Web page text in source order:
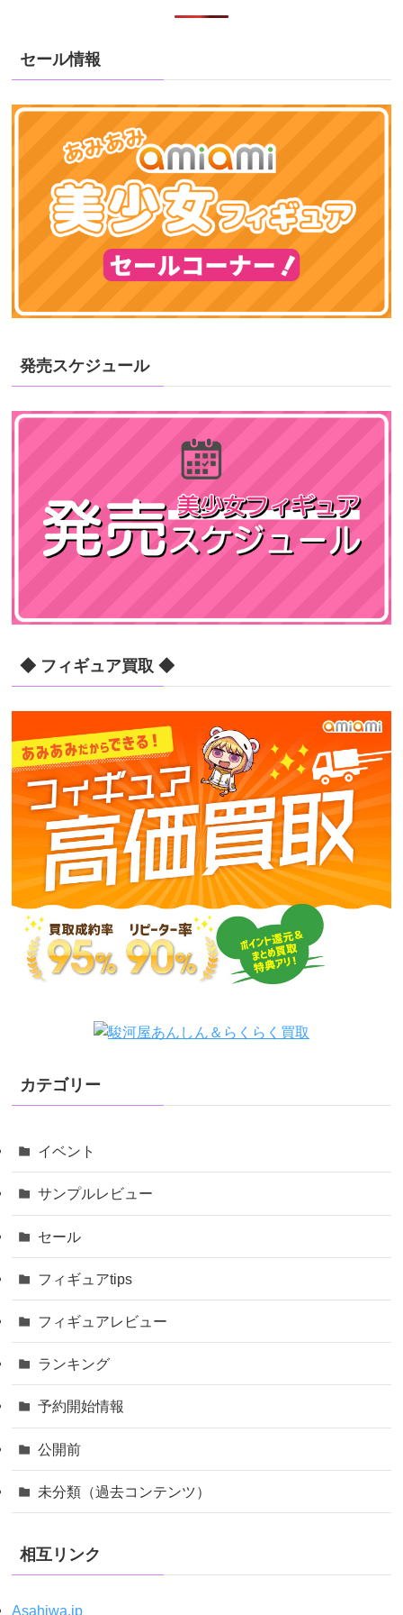
セール情報
発売スケジュール
◆ フィギュア買取 ◆
カテゴリー
イベント
サンプルレビュー
セール
フィギュアtips
フィギュアレビュー
ランキング
予約開始情報
公開前
未分類（過去コンテンツ）
相互リンク
Asahiwa.jp